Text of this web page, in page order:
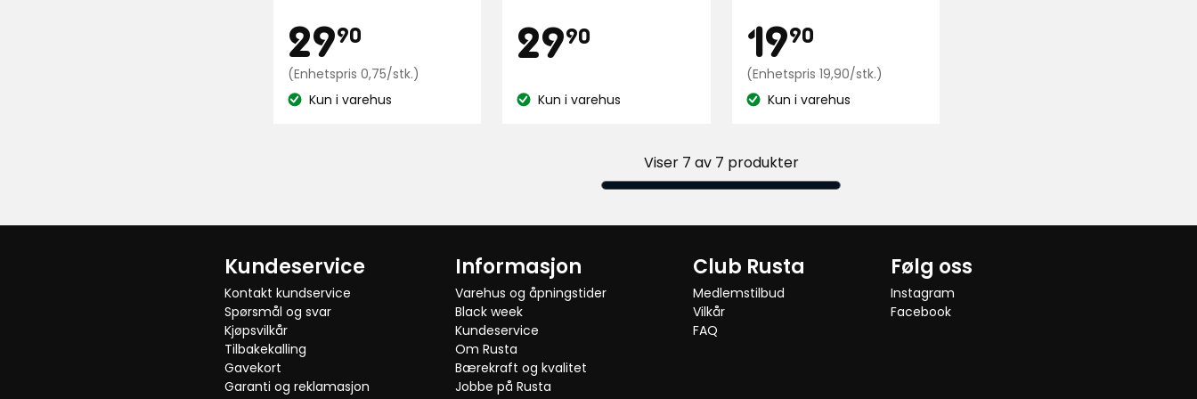
5
stjerner,
basert
på
Pris
2990
kr
(Enhetspris 0,75/stk.)
Lagerbalanse:
Kun i varehus
basert
på
anmeldelser
Pris
2990
kr
Lagerbalanse:
Kun i varehus
5
stjerner,
basert
på
94
Pris
199019,90
kr
(Enhetspris 19,90/stk.)
Lagerbalanse:
Kun i varehus
Viser 7 av 7 produkter
Kundeservice
Kontakt kundservice
Spørsmål og svar
Kjøpsvilkår
Tilbakekalling
Gavekort
Garanti og reklamasjon
Informasjon
Varehus og åpningstider
Black week
Kundeservice
Om Rusta
Bærekraft og kvalitet
Jobbe på Rusta
Club Rusta
Medlemstilbud
Vilkår
FAQ
Følg oss
Instagram
Facebook